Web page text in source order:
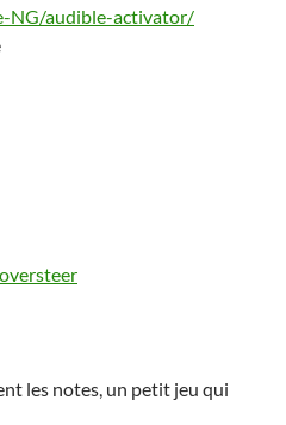
NG/audible-activator/
les notes, un petit jeu qui